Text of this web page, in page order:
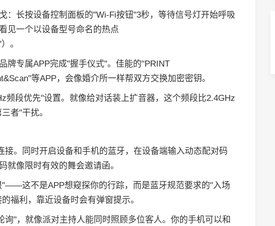
：长按设备控制面板的"Wi-Fi按钮"3秒，等待信号灯开始呼吸
见一个以设备型号命名的热点
。
牌专属APP完成"握手仪式"。佳能的"PRINT
等APP，会像婚介所一样帮双方交换加密密钥。
频段优先"设置。就像给对话装上扩音器，这个频段比2.4GHz
者"干扰。
接。同时开启设备和手机的蓝牙，在设备端输入动态配对码
就像限时有效的舞会邀请函。
"——这不是APP想窥探你的行踪，而是蓝牙规范要求的"入场
福利，靠近设备时会有弹窗提示。
询"，就像派对主持人能同时照顾多位客人。你的手机可以和